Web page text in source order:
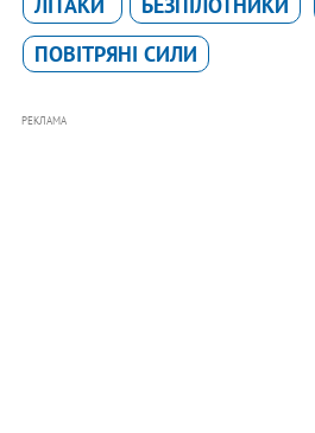
ЛІТАКИ БЕЗПІЛОТНИКИ
ПОВІТРЯНІ СИЛИ
РЕКЛАМА